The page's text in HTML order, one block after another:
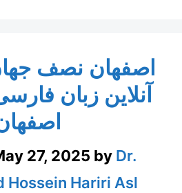
اصفهان نصف
آنلاین زبان
27, 2025 by Dr.
Hossein Hariri Asl